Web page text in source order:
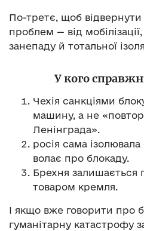
По-третє, щоб відвернути
проблем — від
занепаду й тотальної
У кого
Чехія санкціями
машину, а не
Ленінграда».
росія сама ізолювала
волає про блокаду.
Брехня залишається
товаром кремля.
І якщо вже говорити про
гуманітарну катастрофу